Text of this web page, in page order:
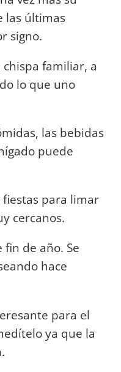
las últimas
signo.
familiar, a
lo que uno
las bebidas
puede
fiestas para limar
cercanos.
de año. Se
hace
para el
ya que la